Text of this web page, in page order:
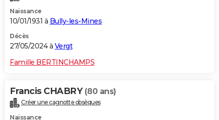
Naissance
10/01/1931 à Bully-les-Mines
Décès
27/05/2024 à Vergt
Famille BERTINCHAMPS
Francis CHABRY (80 ans)
Créer une cagnotte obsèques
Naissance